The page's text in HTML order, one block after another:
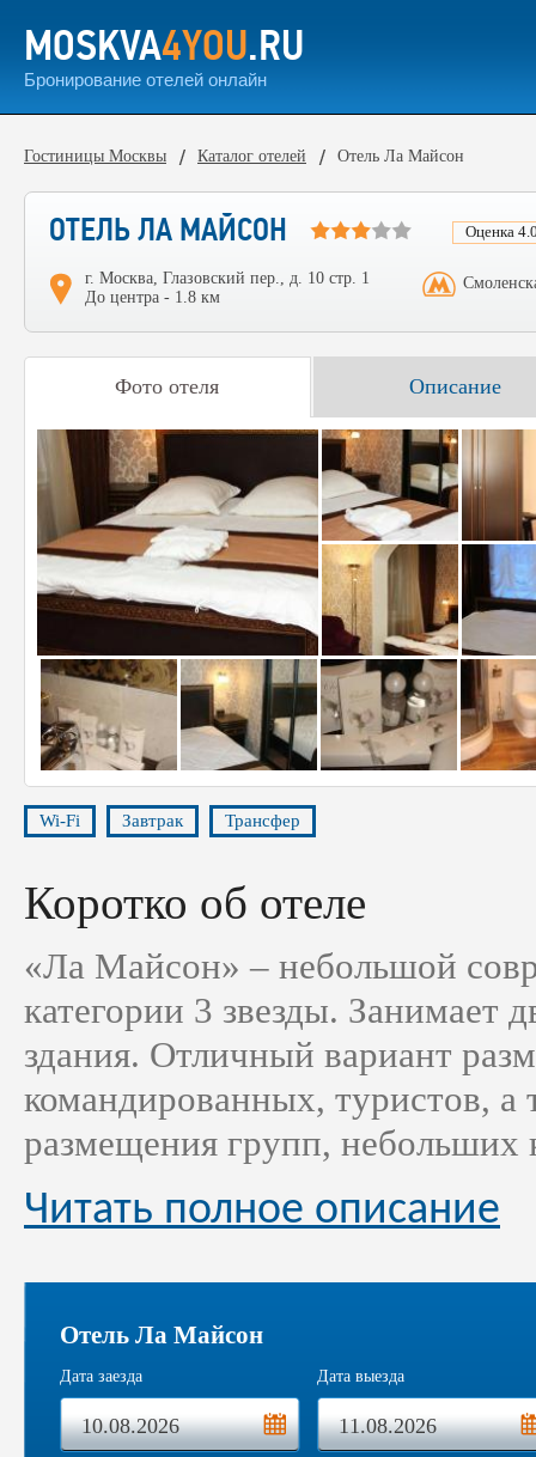
MOSKVA4YOU.RU
Бронирование отелей онлайн
Гостиницы Москвы Каталог отелей Отель Ла Майсон
ОТЕЛЬ ЛА МАЙСОН Оценка
г. Москва, Глазовский пер., д. 10 стр. 1
До центра - 1.8 км
Фото отеля Описание
Wi-Fi Завтрак Трансфер
Коротко об отеле
«Ла Майсон» – небольшой
категории 3 звезды. Занимает
здания. Отличный вариант
командированных, туристов, а
размещения групп, небольших
Читать полное описание
Отель Ла Майсон
Дата заезда Дата выезда